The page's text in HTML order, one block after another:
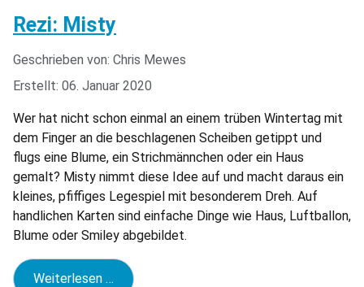
Rezi: Misty
Geschrieben von: Chris Mewes
Erstellt: 06. Januar 2020
Wer hat nicht schon einmal an einem trüben Wintertag mit
dem Finger an die beschlagenen Scheiben getippt und
flugs eine Blume, ein Strichmännchen oder ein Haus
gemalt? Misty nimmt diese Idee auf und macht daraus ein
kleines, pfiffiges Legespiel mit besonderem Dreh. Auf
handlichen Karten sind einfache Dinge wie Haus, Luftballon,
Blume oder Smiley abgebildet.
Weiterlesen …